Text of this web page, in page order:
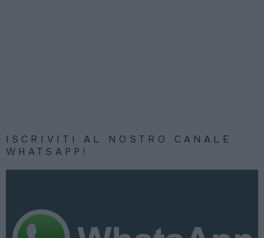
ISCRIVITI AL NOSTRO CANALE
WHATSAPP!